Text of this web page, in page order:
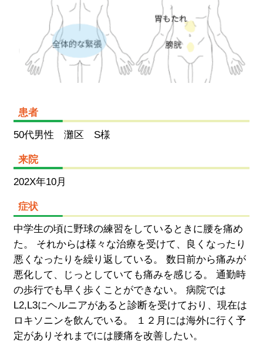
患者
50代男性 灘区 S様
来院
202X年10月
症状
中学生の頃に野球の練習をしているときに腰を痛め
た。 それからは様々な治療を受けて、良くなったり
悪くなったりを繰り返している。 数日前から痛みが
悪化して、じっとしていても痛みを感じる。 通勤時
の歩行でも早く歩くことができない。 病院では
L2,L3にヘルニアがあると診断を受けており、現在は
ロキソニンを飲んでいる。 １２月には海外に行く予
定がありそれまでには腰痛を改善したい。